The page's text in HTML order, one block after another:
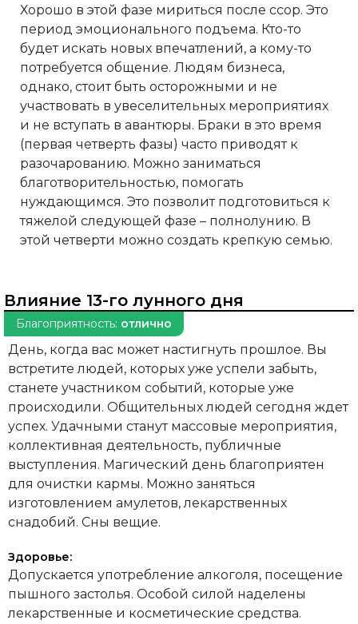
Хорошо в этой фазе мириться после ссор. Это
период эмоционального подъема. Кто-то
будет искать новых впечатлений, а кому-то
потребуется общение. Людям бизнеса,
однако, стоит быть осторожными и не
участвовать в увеселительных мероприятиях
и не вступать в авантюры. Браки в это время
(первая четверть фазы) часто приводят к
разочарованию. Можно заниматься
благотворительностью, помогать
нуждающимся. Это позволит подготовиться к
тяжелой следующей фазе – полнолунию. В
этой четверти можно создать крепкую семью.
Влияние 13-го лунного дня
Благоприятность: отлично
День, когда вас может настигнуть прошлое. Вы
встретите людей, которых уже успели забыть,
станете участником событий, которые уже
происходили. Общительных людей сегодня ждет
успех. Удачными станут массовые мероприятия,
коллективная деятельность, публичные
выступления. Магический день благоприятен
для очистки кармы. Можно заняться
изготовлением амулетов, лекарственных
снадобий. Сны вещие.
Здоровье:
Допускается употребление алкоголя, посещение
пышного застолья. Особой силой наделены
лекарственные и косметические средства.